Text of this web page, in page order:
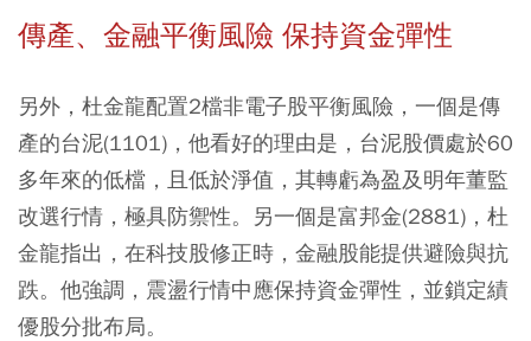
傳產、金融平衡風險 保持資金彈性
另外，杜金龍配置2檔非電子股平衡風險，一個是傳
產的台泥(1101)，他看好的理由是，台泥股價處於60
多年來的低檔，且低於淨值，其轉虧為盈及明年董監
改選行情，極具防禦性。另一個是富邦金(2881)，杜
金龍指出，在科技股修正時，金融股能提供避險與抗
跌。他強調，震盪行情中應保持資金彈性，並鎖定績
優股分批布局。